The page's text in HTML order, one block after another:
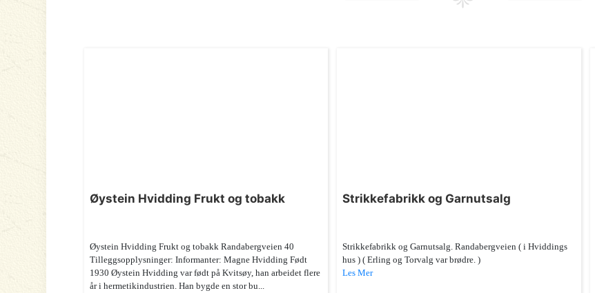
Øystein Hvidding Frukt og tobakk
Øystein Hvidding Frukt og tobakk Randabergveien 40
Tilleggsopplysninger: Informanter: Magne Hvidding Født
1930 Øystein Hvidding var født på Kvitsøy, han arbeidet flere
år i hermetikindustrien. Han bygde en stor bu...
Strikkefabrikk og Garnutsalg
Strikkefabrikk og Garnutsalg. Randabergveien ( i Hviddings
hus ) ( Erling og Torvalg var brødre. )
Les Mer